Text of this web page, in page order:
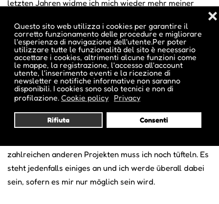
Questo sito web utilizza i cookies per garantire il
corretto funzionamento delle procedure e migliorare
l'esperienza di navigazione dell'utente.Per poter
utilizzare tutte le funzionalità del sito è necessario
accettare i cookies, altrimenti alcune funzioni come
le mappe, la registrazione, l'accesso all'account
utente, l'inserimento eventi e la ricezione di
newsletter e notifiche informative non saranno
disponibili. I cookies sono solo tecnici e non di
profilazione. Cookie policy Privacy
Rifiuta Consenti
❌
letzten Jahren widme ich mich wieder mehr meiner
Wo begegnen wir dir in Zukunft?
Es ist ein großer Moment, da ich nach jahrelanger
Arbeit im Jänner mein erstes Soloalbum veröffentlichen
werde. Es sind in meinen Augen die besten Songs der
letzten 10 Jahre, vereint auf einer Schallplatte. Ich kann
es kaum erwarten! Nebenher habe ich mein Atelier in
der Schlachthofstraße 18 in Bozen, wo ich viel Zeit
zahlreichen anderen Projekten muss ich noch tüfteln. Es
steht jedenfalls einiges an und ich werde überall dabei
sein, sofern es mir nur möglich sein wird.